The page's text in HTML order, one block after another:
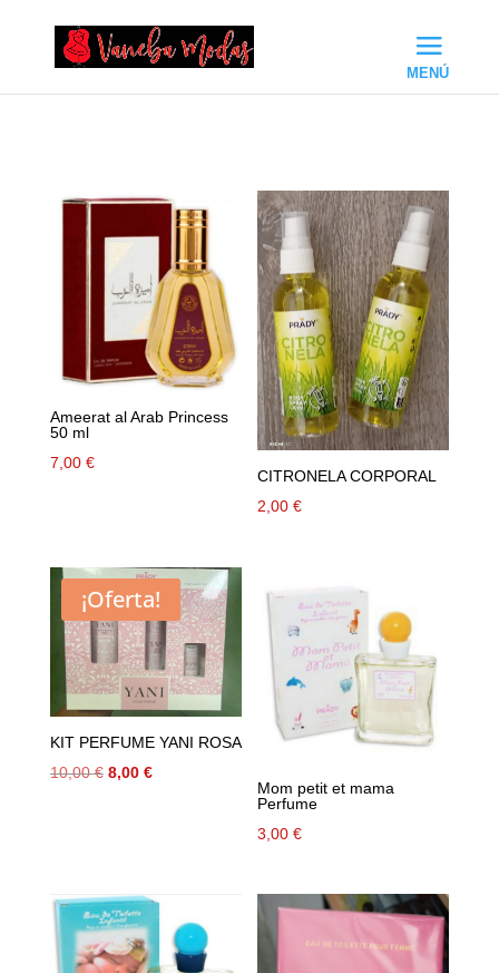
Ameerat al Arab Princess
50 ml
7,00 €
CITRONELA CORPORAL
2,00€
¡Oferta!
KIT PERFUME YANI ROSA
10,00€ El
8,00 €El
Mom petit et mama
Perfume
3,00€